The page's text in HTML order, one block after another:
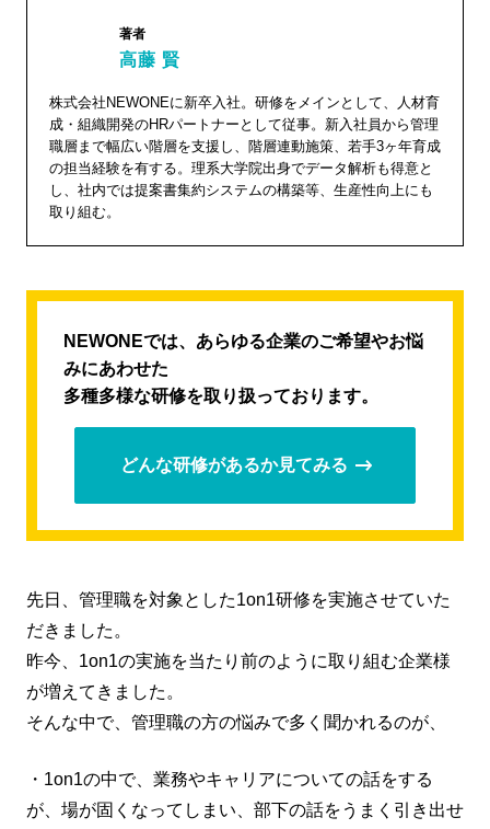
高藤 賢"
width="1
04"
height="
著者
高藤 賢
株式会社NEWONEに新卒入社。研修をメインとして、人材育
成・組織開発のHRパートナーとして従事。新入社員から管理
職層まで幅広い階層を支援し、階層連動施策、若手3ヶ年育成
の担当経験を有する。理系大学院出身でデータ解析も得意と
し、社内では提案書集約システムの構築等、生産性向上にも
取り組む。
NEWONEでは、あらゆる企業のご希望やお悩
みにあわせた
多種多様な研修を取り扱っております。
どんな研修があるか見てみる
先日、管理職を対象とした1on1研修を実施させていた
だきました。
昨今、1on1の実施を当たり前のように取り組む企業様
が増えてきました。
そんな中で、管理職の方の悩みで多く聞かれるのが、
・1on1の中で、業務やキャリアについての話をする
が、場が固くなってしまい、部下の話をうまく引き出せ